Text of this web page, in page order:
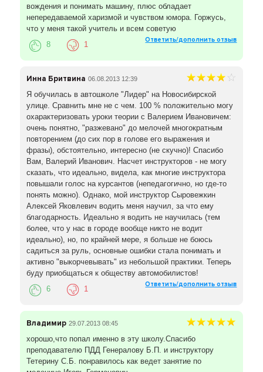
вождения и понимать машину, плюс обладает
непередаваемой харизмой и чувством юмора. Горжусь,
что у меня такой учитель и всем советую
Ответить/дополнить отзыв
8 1
Инна Бритвина 06.08.2013 12:39
Я обучилась в автошколе "Лидер" на Новосибирской
улице. Сравнить мне не с чем. 100 % положительно могу
охарактеризовать уроки теории с Валерием Ивановичем:
очень понятно, "разжевано" до мелочей многократным
повторением (до сих пор в голове его выражения и
фразы), обстоятельно, интересно (не скучно)! Спасибо
Вам, Валерий Иванович. Насчет инструкторов - не могу
сказать, что идеально, видела, как многие инструктора
повышали голос на курсантов (непедагогично, но где-то
понять можно). Однако, мой инструктор Сыровежкин
Алексей Яковлевич водить меня научил, за что ему
благодарность. Идеально я водить не научилась (тем
более, что у нас в городе вообще никто не водит
идеально), но, по крайней мере, я больше не боюсь
садиться за руль, основные ошибки стала понимать и
активно "выкорчевывать" из небольшой практики. Теперь
буду приобщаться к обществу автомобилистов!
Ответить/дополнить отзыв
6 1
Владимир 29.07.2013 08:45
хорошо,что попал именно в эту школу.Спасибо
преподавателю ПДД Генералову Б.П. и инструктору
Тетерину С.Б. понравилось как ведет занятие по